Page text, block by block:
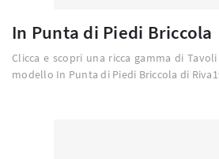
In Punta di Piedi Briccola
Clicca e scopri una ricca gamma di
modello In Punta di Piedi Briccola di